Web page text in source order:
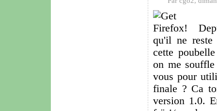
qu'il ne reste
cette
on me
vous pour
finale ? Ca
version 1.0.